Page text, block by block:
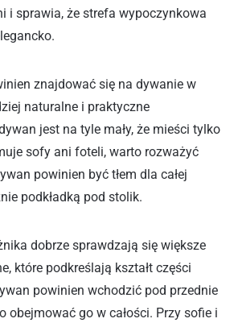
i sprawia, że strefa wypoczynkowa
znajdować się na dywanie w
naturalne i praktyczne
jest na tyle mały, że mieści tylko
sofy ani foteli, warto rozważyć
powinien być tłem dla całej
podkładką pod stolik.
dobrze sprawdzają się większe
które podkreślają kształt części
powinien wchodzić pod przednie
obejmować go w całości. Przy sofie i